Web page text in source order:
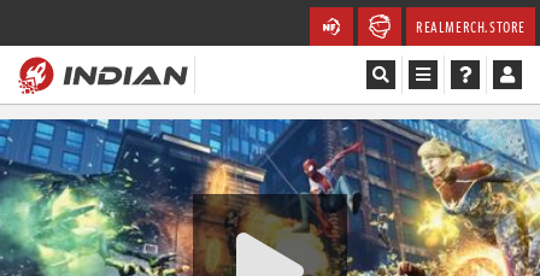
REALMERCH.STORE
Magazín
Recenze
Videa